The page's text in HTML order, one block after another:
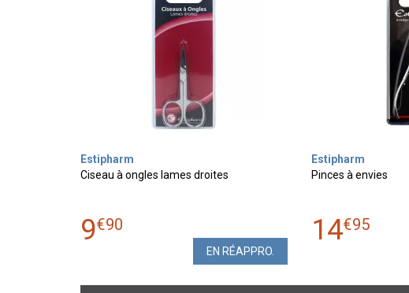
Estipharm
Ciseau à ongles lames droites
9€90
EN RÉAPPRO.
Estipharm
Pinces à envies
14€95